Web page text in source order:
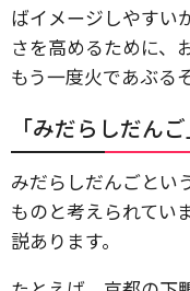
ばイメージしやすい
さを高めるために、
もう一度火であぶる
「みだらしだん
みだらしだんごとい
ものと考えられてい
説あります。